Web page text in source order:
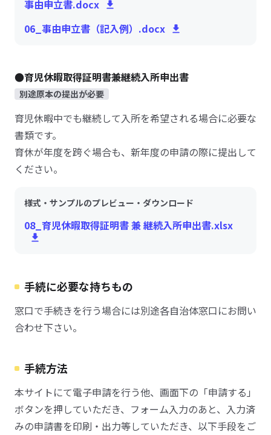
事由申立書.docx
06_事由申立書（記入例）.docx
●育児休暇取得証明書兼継続入所申出書
別途原本の提出が必要
育児休暇中でも継続して入所を希望される場合に必要な
書類です。
育休が年度を跨ぐ場合も、新年度の申請の際に提出して
ください。
様式・サンプルのプレビュー・ダウンロード
08_育児休暇取得証明書 兼 継続入所申出書.xlsx
手続に必要な持ちもの
窓口で手続きを行う場合には別途各自治体窓口にお問い
合わせ下さい。
手続方法
本サイトにて電子申請を行う他、画面下の「申請する」
ボタンを押していただき、フォーム入力のあと、入力済
みの申請書を印刷・出力等していただき、以下手段をご